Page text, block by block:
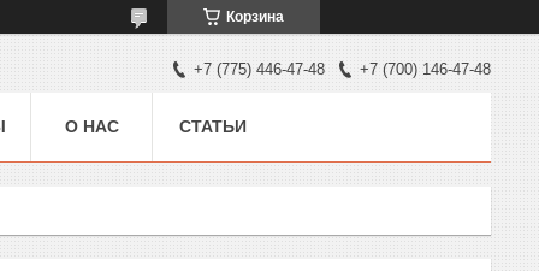
Корзина
+7 (775) 446-47-48 +7 (700) 146-47-48
О НАС СТАТЬИ